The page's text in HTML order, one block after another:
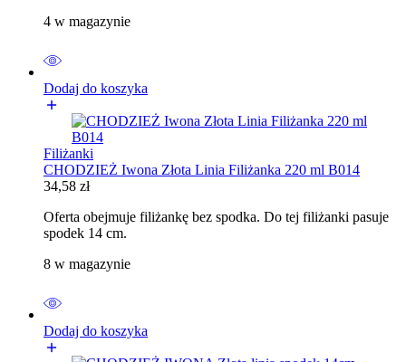
4 w magazynie
Dodaj do koszyka
Filiżanki
CHODZIEŻ Iwona Złota Linia Filiżanka 220 ml B014
34,58 zł
Oferta obejmuje filiżankę bez spodka. Do tej filiżanki pasuje
spodek 14 cm.
8 w magazynie
Dodaj do koszyka